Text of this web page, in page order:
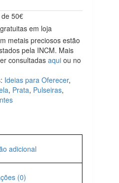
50€
em loja
metais preciosos estão
pela INCM. Mais
consultadas aqui ou no
Ideias para Oferecer,
, Prata, Pulseiras,
adicional
(0)